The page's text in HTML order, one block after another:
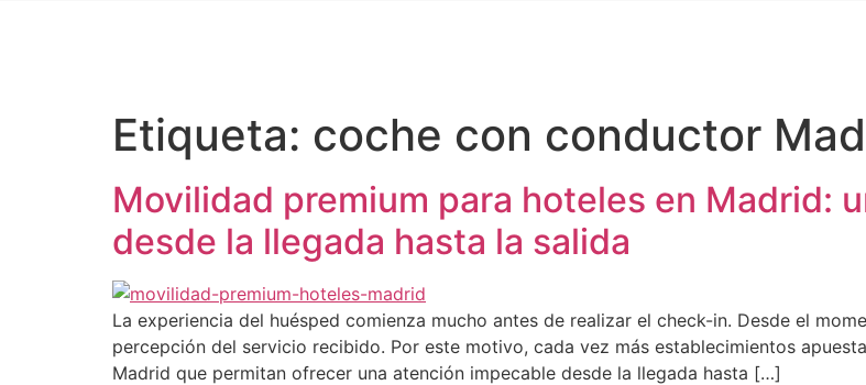
Etiqueta: coche con conductor
Movilidad premium para hoteles en Madrid:
desde la llegada hasta la salida
La experiencia del huésped comienza mucho antes de realizar el check-in. Desde el
percepción del servicio recibido. Por este motivo, cada vez más establecimientos
Madrid que permitan ofrecer una atención impecable desde la llegada hasta […]